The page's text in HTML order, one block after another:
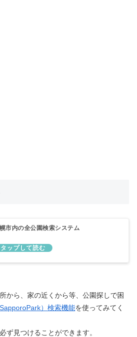
市内の全公園検索システム
から、家の近くから等、公園探しで困
）検索機能を使ってみてく
ず見つけることができます。